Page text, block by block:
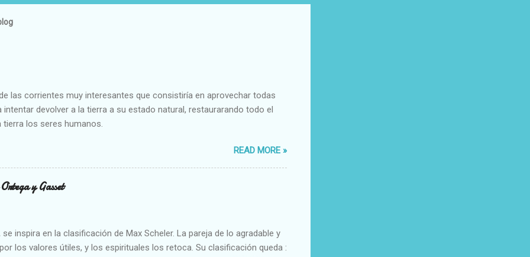
las corrientes muy interesantes que consistiría en aprovechar todas
devolver a la tierra a su estado natural, restaurarando todo el
los seres humanos.
READ MORE »
y Gasset
inspira en la clasificación de Max Scheler. La pareja de lo agradable y
los valores útiles, y los espirituales los retoca. Su clasificación queda :